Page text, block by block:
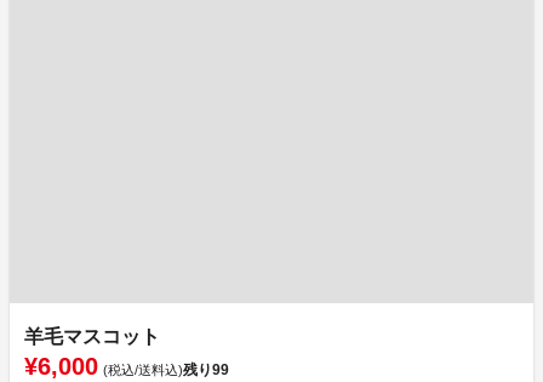
羊毛マスコット
¥6,000 (税込/送料込)残り99